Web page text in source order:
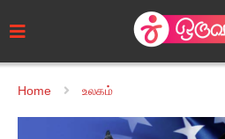
Home உலகம்